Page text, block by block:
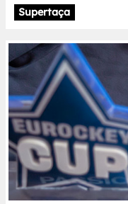
Supertaça